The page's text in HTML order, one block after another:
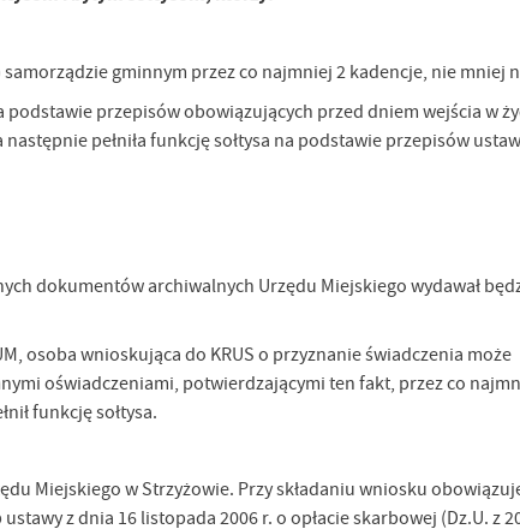
gminnym przez co najmniej 2 kadencje, nie mniej
przepisów obowiązujących przed dniem wejścia w
pełniła funkcję sołtysa na podstawie przepisów
dokumentów archiwalnych Urzędu Miejskiego wydawał
osoba wnioskująca do KRUS o przyznanie świadczenia może
oświadczeniami, potwierdzającymi ten fakt, przez co
funkcję sołtysa.
Miejskiego w Strzyżowie. Przy składaniu wniosku
z dnia 16 listopada 2006 r. o opłacie skarbowej (Dz.U. z